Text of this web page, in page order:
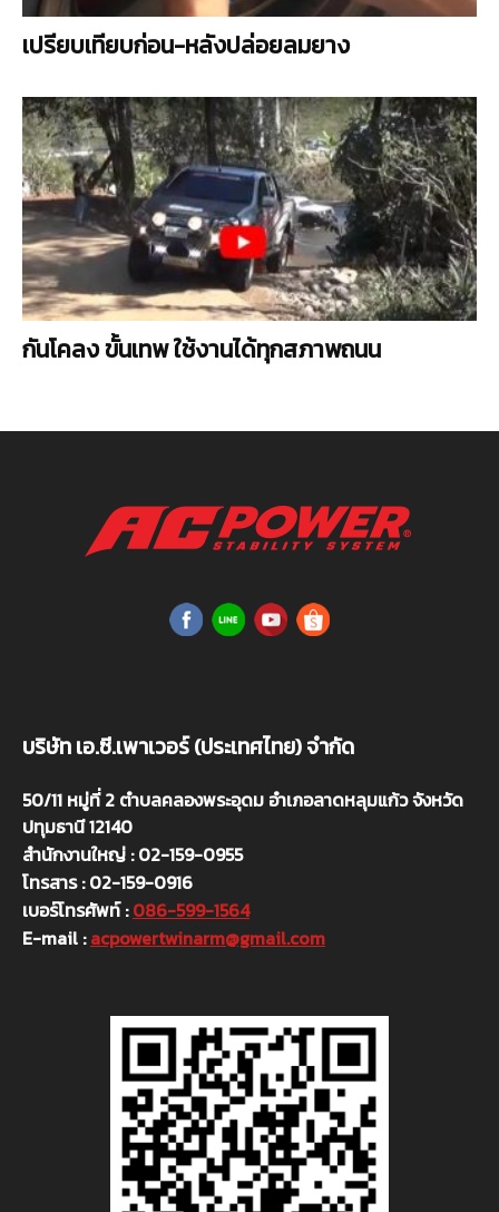
เปรียบเทียบก่อน-หลังปล่อยลมยาง
กันโคลง ขั้นเทพ ใช้งานได้ทุกสภาพถนน
บริษัท เอ.ซี.เพาเวอร์ (ประเทศไทย) จำกัด
50/11 หมู่ที่ 2 ตำบลคลองพระอุดม อำเภอลาดหลุมแก้ว จังหวัด
ปทุมธานี 12140
สำนักงานใหญ่ : 02-159-0955
โทรสาร : 02-159-0916
เบอร์โทรศัพท์ :086-599-1564
E-mail :acpowertwinarm@gmail.com